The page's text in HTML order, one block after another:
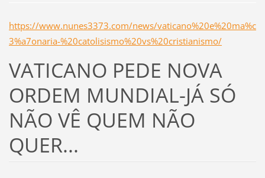
https://www.nunes3373.com/news/vaticano%20e%20ma%c
3%a7onaria-%20catolisismo%20vs%20cristianismo/
VATICANO PEDE NOVA
ORDEM MUNDIAL-JÁ SÓ
NÃO VÊ QUEM NÃO
QUER...